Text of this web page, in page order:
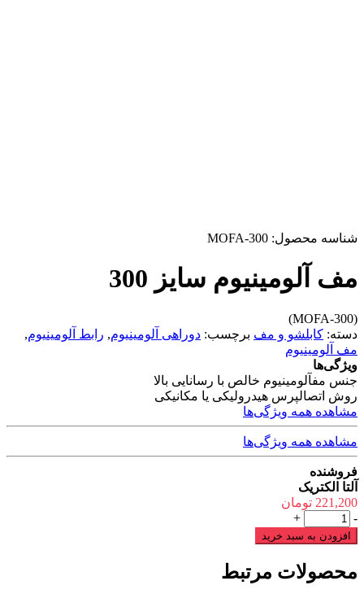
شناسه محصول: MOFA-300
مف آلومینیوم سایز 300
(MOFA-300)
دسته: کابلشو و مف برچسب: دوراهی آلومینیوم, رابط آلومینیوم,
مف آلومینیوم
ویژگی‌ها
جنس مفآلومینیوم خالص با رسانایی بالا
روش اتصالپرس هیدرولیکی یا مکانیکی
مشاهده همه ویژگی‌ها
مشاهده همه ویژگی‌ها
فروشنده
آلتا الکتریک
221,200 تومان
مف
آلومینیوم
سایز
عدد
-
+
افزودن به سبد خرید
محصولات مرتبط